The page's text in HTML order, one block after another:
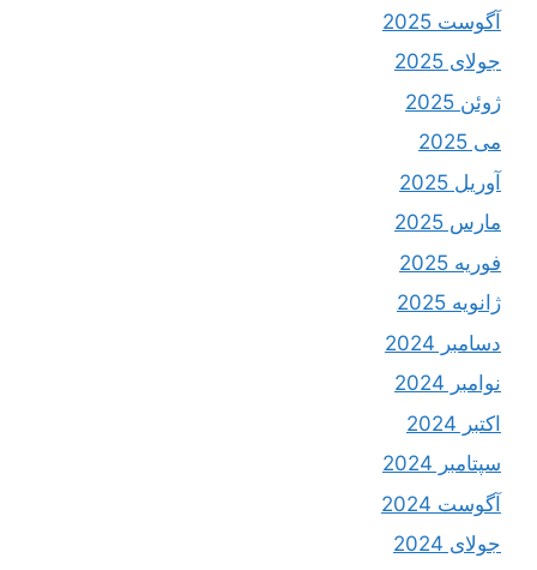
آگوست 2025
جولای 2025
ژوئن 2025
آوریل 2025
مارس 2025
فوریه 2025
ژانویه 2025
دسامبر 2024
نوامبر 2024
اکتبر 2024
سپتامبر 2024
آگوست 2024
جولای 2024